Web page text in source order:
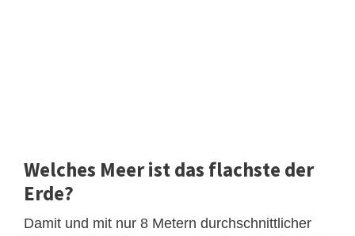
Welches Meer ist das flachste der
Erde?
Damit und mit nur 8 Metern durchschnittlicher